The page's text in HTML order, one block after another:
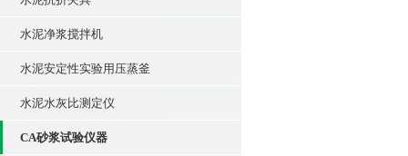
水泥净浆搅拌机
水泥安定性实验用压蒸釜
水泥水灰比测定仪
CA砂浆试验仪器